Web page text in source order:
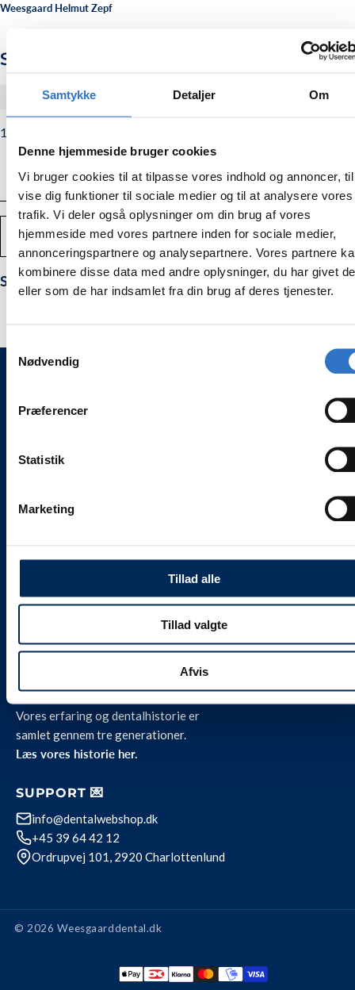
Samtykke Detaljer Om
Denne hjemmeside bruger cookies
Vi bruger cookies til at tilpasse vores indhold og annoncer,
vise dig funktioner til sociale medier og til at analysere vores
trafik. Vi deler også oplysninger om din brug af vores
hjemmeside med vores partnere inden for sociale medier,
annonceringspartnere og analysepartnere. Vores partnere
kombinere disse data med andre oplysninger, du har givet
eller som de har indsamlet fra din brug af deres tjenester.
Samtykkevalg
Nødvendig
Præferencer
Statistik
Marketing
Tillad alle
Tillad valgte
Afvis
Weesgaard Helmut Zepf
Sinus rougine Kirsch 3
#4186803
1.375,00
Normalpris
1.375,00 kr.
Antal
Mindsk
mængden
af
Sinus
rougine
Forstør
mængden
af
Sinus
rougine
TILFØJ TIL KURV
Sinus rougine, 90 grader.
Kontakt
Privatlivspolitik
OM OS 🦷
Vores erfaring og dentalhistorie er
samlet gennem tre generationer.
Læs vores historie her.
SUPPORT 💌
info@dentalwebshop.dk
+45 39 64 42 12
Ordrupvej 101, 2920 Charlottenlund
© 2026 Weesgaarddental.dk
Betalingsmetode